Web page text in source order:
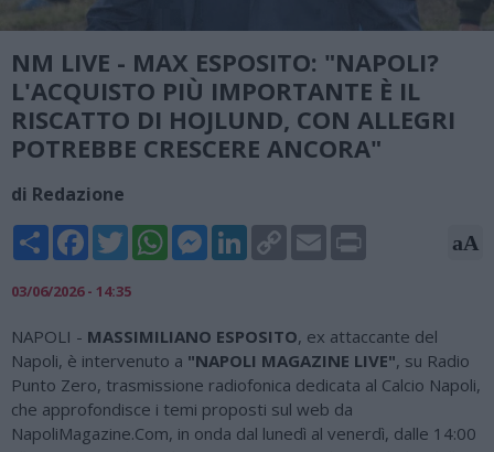
NM LIVE - MAX ESPOSITO: "NAPOLI?
L'ACQUISTO PIÙ IMPORTANTE È IL
RISCATTO DI HOJLUND, CON ALLEGRI
POTREBBE CRESCERE ANCORA"
di Redazione
Share FacebookTwitterWhatsAppMessengerLinkedInCopy
Link
Email aA
03/06/2026 - 14:35
NAPOLI - MASSIMILIANO ESPOSITO, ex attaccante del
Napoli, è intervenuto a "NAPOLI MAGAZINE LIVE", su Radio
Punto Zero, trasmissione radiofonica dedicata al Calcio Napoli,
che approfondisce i temi proposti sul web da
NapoliMagazine.Com, in onda dal lunedì al venerdì, dalle 14:00